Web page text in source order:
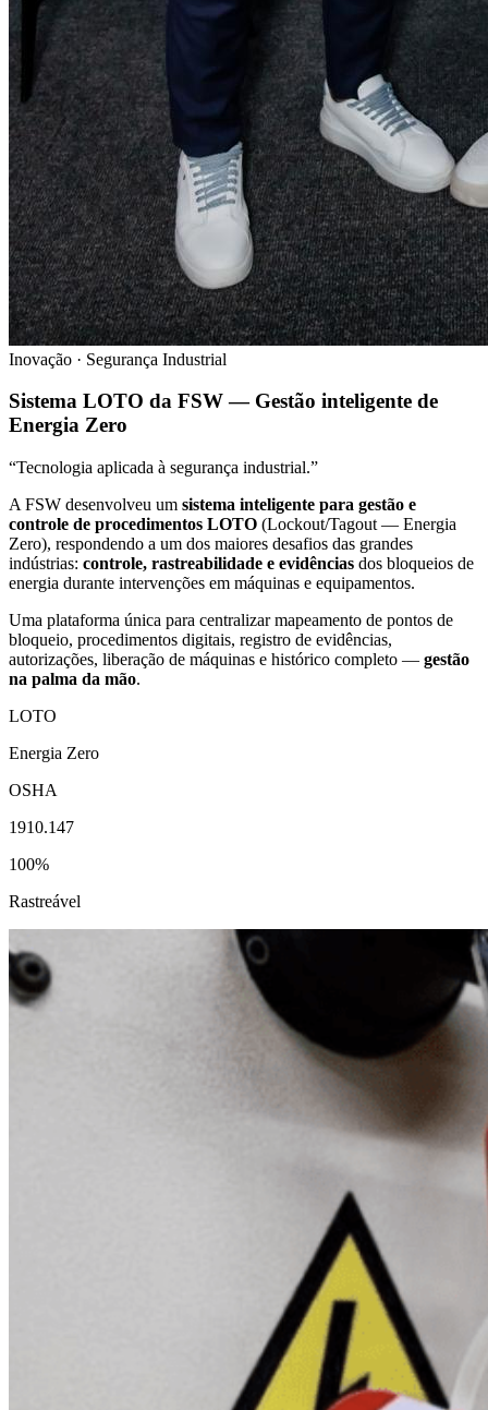
Inovação · Segurança Industrial
Sistema LOTO da FSW — Gestão inteligente de
Energia Zero
“Tecnologia aplicada à segurança industrial.”
A FSW desenvolveu um sistema inteligente para gestão e
controle de procedimentos LOTO (Lockout/Tagout — Energia
Zero), respondendo a um dos maiores desafios das grandes
indústrias: controle, rastreabilidade e evidências dos bloqueios de
energia durante intervenções em máquinas e equipamentos.
Uma plataforma única para centralizar mapeamento de pontos de
bloqueio, procedimentos digitais, registro de evidências,
autorizações, liberação de máquinas e histórico completo — gestão
na palma da mão.
LOTO
Energia Zero
OSHA
1910.147
100%
Rastreável